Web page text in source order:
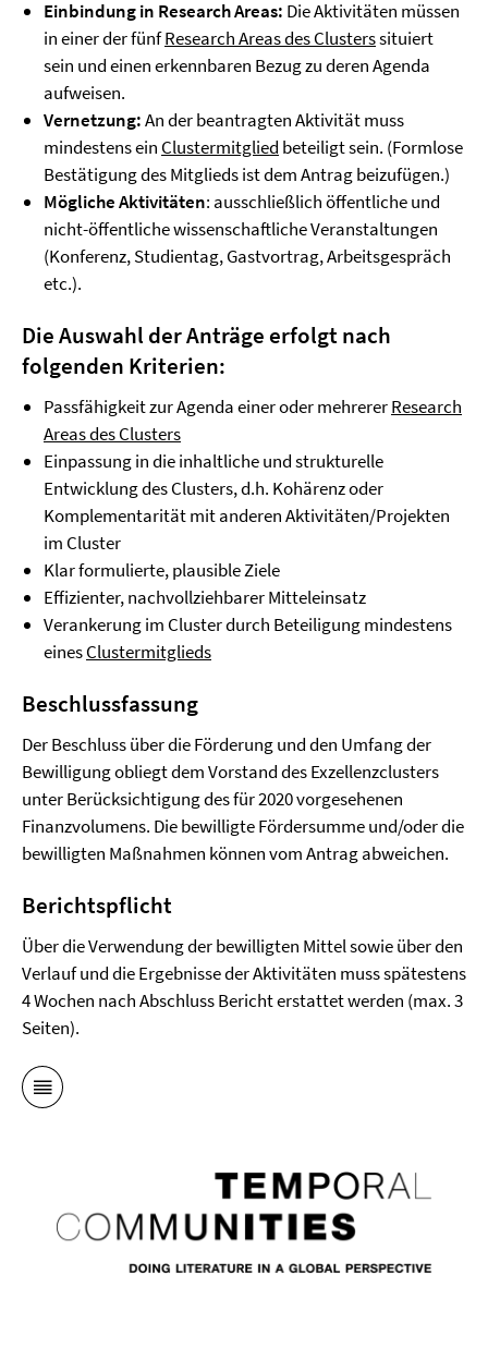
Einbindung in Research Areas: Die Aktivitäten müssen
in einer der fünfResearch Areas des Clusterssituiert
sein und einen erkennbaren Bezug zu deren Agenda
aufweisen.
Vernetzung:An der beantragten Aktivität muss
mindestens ein Clustermitglied beteiligt sein. (Formlose
Bestätigung des Mitglieds ist dem Antrag beizufügen.)
Mögliche Aktivitäten: ausschließlich öffentliche und
nicht-öffentliche wissenschaftliche Veranstaltungen
(Konferenz, Studientag, Gastvortrag, Arbeitsgespräch
etc.).
Die Auswahl der Anträge erfolgt nach
folgenden Kriterien:
Passfähigkeit zur Agenda einer oder mehrererResearch
Areas des Clusters
Einpassung in die inhaltliche und strukturelle
Entwicklung des Clusters, d.h. Kohärenz oder
Komplementarität mit anderen Aktivitäten/Projekten
im Cluster
Klar formulierte, plausible Ziele
Effizienter, nachvollziehbarer Mitteleinsatz
Verankerung im Cluster durch Beteiligung mindestens
einesClustermitglieds
Beschlussfassung
Der Beschluss über die Förderung und den Umfang der
Bewilligung obliegt dem Vorstand des Exzellenzclusters
unter Berücksichtigung des für 2020 vorgesehenen
Finanzvolumens. Die bewilligte Fördersumme und/oder die
bewilligten Maßnahmen können vom Antrag abweichen.
Berichtspflicht
Über die Verwendung der bewilligten Mittel sowie über den
Verlauf und die Ergebnisse der Aktivitäten muss spätestens
4 Wochen nach Abschluss Bericht erstattet werden (max. 3
Seiten).